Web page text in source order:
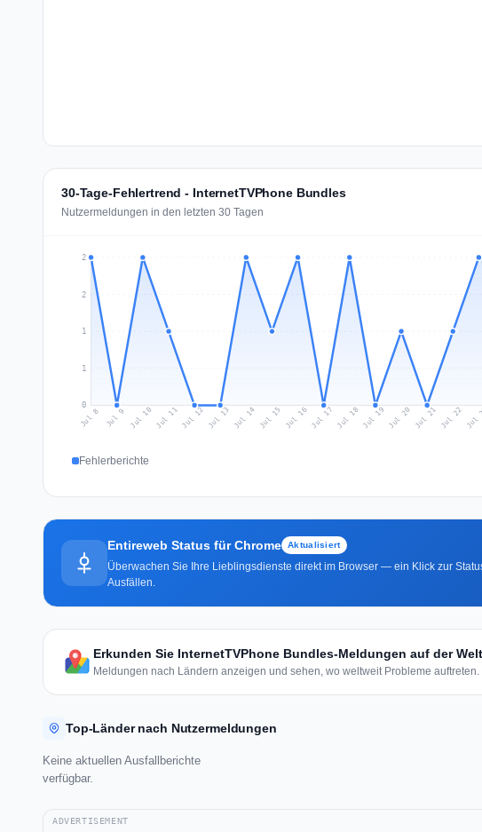
30-Tage-Fehlertrend - InternetTVPhone Bundles
Nutzermeldungen in den letzten 30 Tagen
0
1
1
2
2
Jul 8 Jul 9 Jul 10 Jul 11Jul 12 Jul 13 Jul 14 Jul 15 Jul 16Jul 17 Jul 18Jul 19 Jul 20 Jul 21 Jul 22 Jul
Fehlerberichte
Entireweb Status für Chrome Aktualisiert
Überwachen Sie Ihre Lieblingsdienste direkt im Browser — ein Klick zur
Ausfällen.
Erkunden Sie InternetTVPhone Bundles-Meldungen auf der
Meldungen nach Ländern anzeigen und sehen, wo weltweit Probleme
Top-Länder nach Nutzermeldungen
Keine aktuellen Ausfallberichte
verfügbar.
ADVERTISEMENT